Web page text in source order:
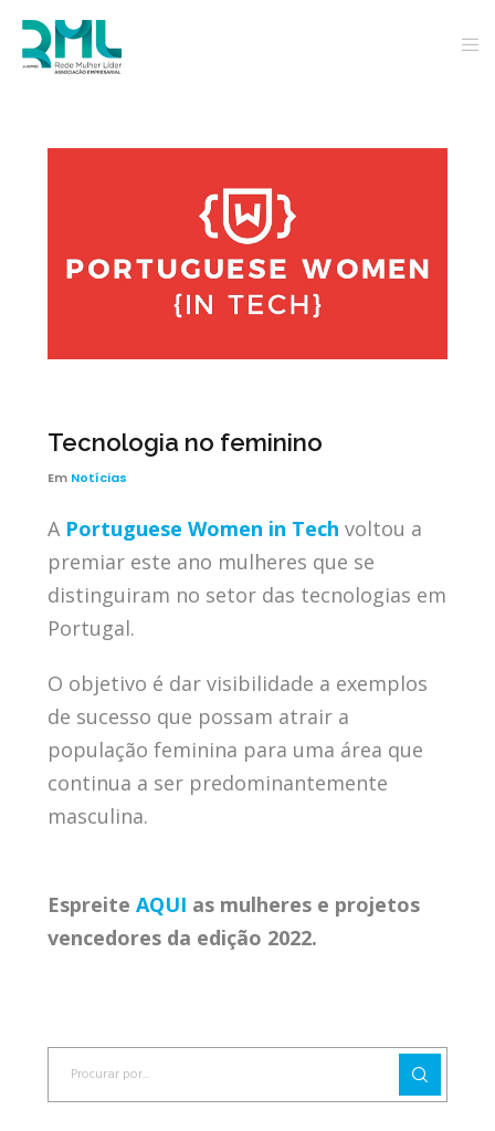
Tecnologia no feminino
Em Notícias
A Portuguese Women in Tech voltou a
premiar este ano mulheres que se
distinguiram no setor das tecnologias em
Portugal.
O objetivo é dar visibilidade a exemplos
de sucesso que possam atrair a
população feminina para uma área que
continua a ser predominantemente
masculina.
Espreite AQUI as mulheres e projetos
vencedores da edição 2022.